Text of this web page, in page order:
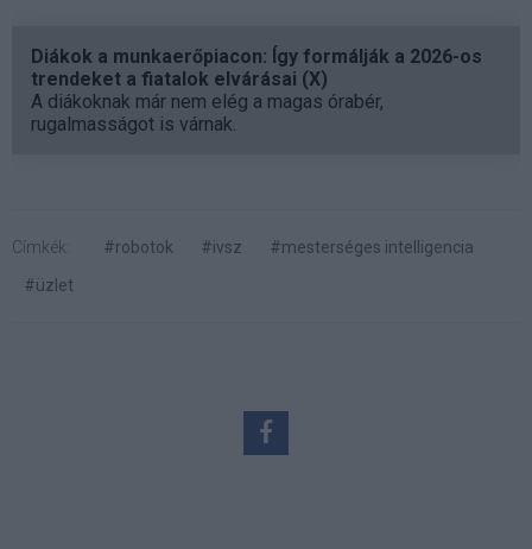
Diákok a munkaerőpiacon: Így formálják a 2026-os
trendeket a fiatalok elvárásai (X)
A diákoknak már nem elég a magas órabér,
rugalmasságot is várnak.
Címkék: #robotok #ivsz
#mesterséges intelligencia
#üzlet